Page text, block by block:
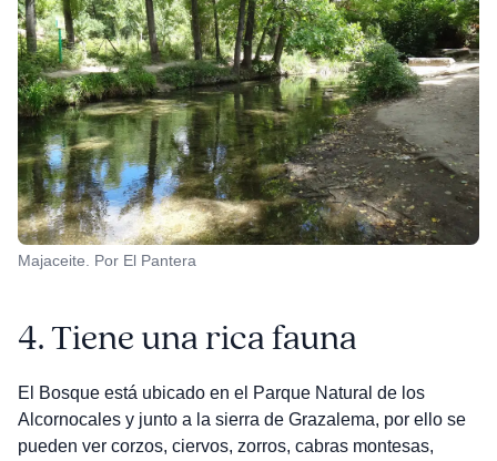
Majaceite. Por El Pantera
4.Tiene una rica fauna
El Bosque está ubicado en el Parque Natural de los
Alcornocales y junto a la sierra de Grazalema, por ello se
pueden ver corzos, ciervos, zorros, cabras montesas,